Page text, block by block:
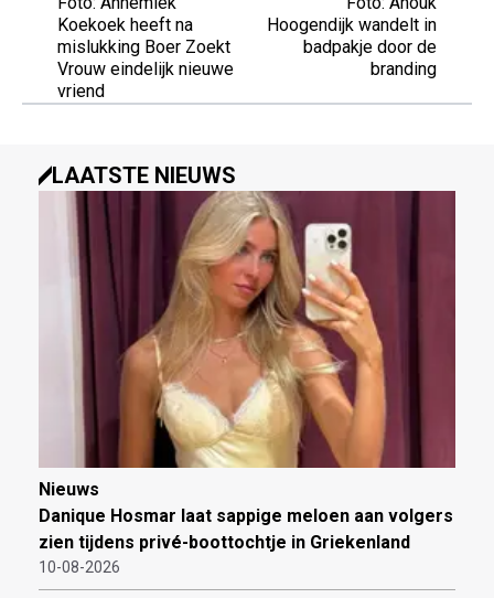
Koekoek heeft na
mislukking Boer Zoekt
Vrouw eindelijk nieuwe
vriend
Hoogendijk wandelt in
badpakje door de
branding
LAATSTE NIEUWS
Nieuws
Danique Hosmar laat sappige meloen aan volgers
zien tijdens privé-boottochtje in Griekenland
10-08-2026